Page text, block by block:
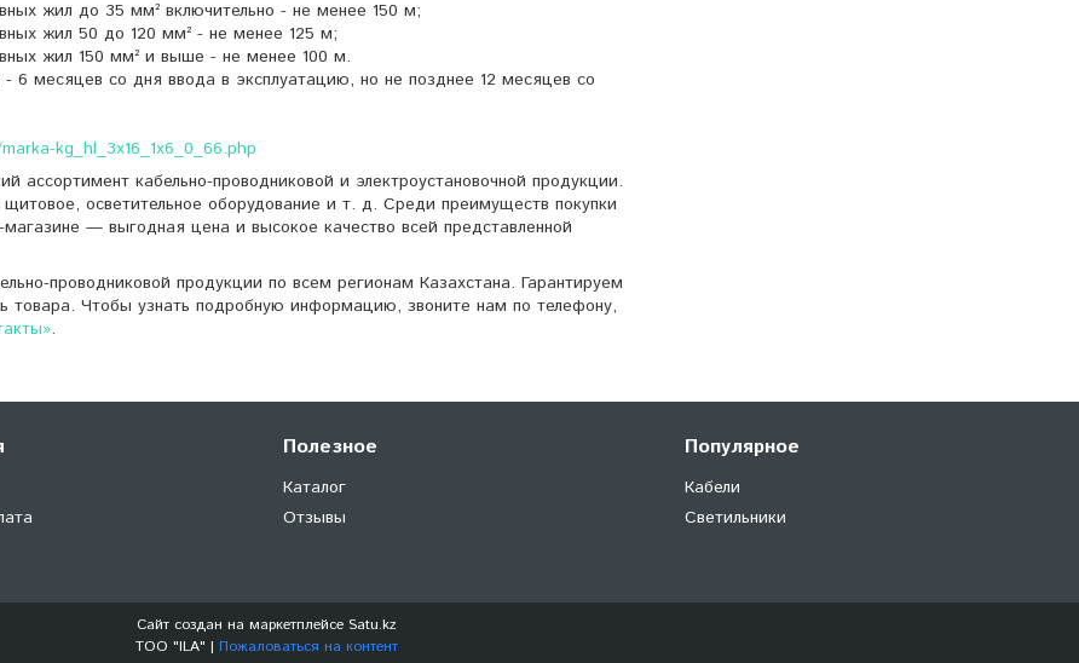
жил до 35 мм² включительно - не менее 150 м;
жил 50 до 120 мм² - не менее 125 м;
жил 150 мм² и выше - не менее 100 м.
- 6 месяцев со дня ввода в эксплуатацию, но не позднее 12 месяцев со
kg_hl_3x16_1x6_0_66.php
ассортимент кабельно-проводниковой и электроустановочной продукции.
осветительное оборудование и т. д. Среди преимуществ покупки
— выгодная цена и высокое качество всей представленной
проводниковой продукции по всем регионам Казахстана. Гарантируем
товара. Чтобы узнать подробную информацию, звоните нам по телефону,
.
Полезное
Каталог
Отзывы
Популярное
Кабели
Светильники
Сайт создан на маркетплейсе Satu.kz
ТОО "ILA" | Пожаловаться на контент